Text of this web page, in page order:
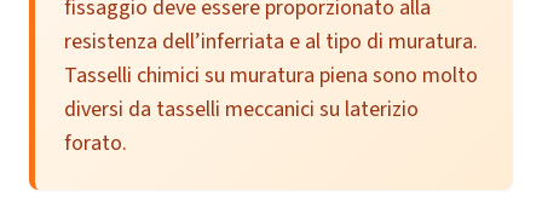
fissaggio deve essere proporzionato alla
resistenza dell’inferriata e al tipo di muratura.
Tasselli chimici su muratura piena sono molto
diversi da tasselli meccanici su laterizio
forato.